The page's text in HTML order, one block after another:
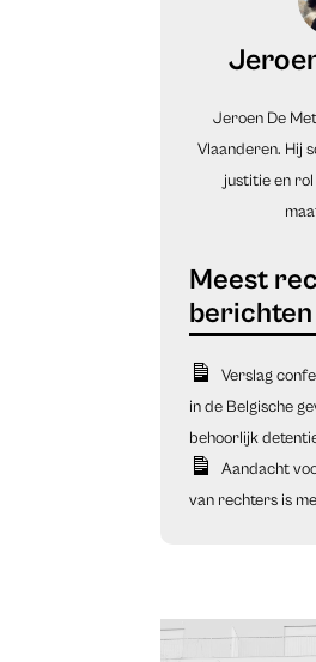
Jeroen De
Vlaanderen. Hij
justitie en
Verslag
in de Belgische
behoorlijk
Aandacht
van rechters is